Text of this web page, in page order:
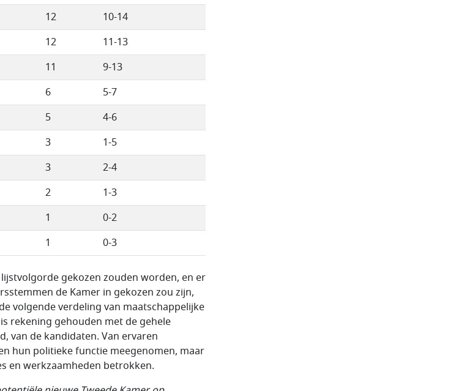
12
10-14
12
11-13
11
9-13
6
5-7
5
4-6
3
1-5
3
2-4
2
1-3
1
0-2
1 0-3
gekozen zouden worden, en er
de Kamer in gekozen zou zijn,
volgende verdeling van maatschappelijke
rekening gehouden met de gehele
van de kandidaten. Van ervaren
hun politieke functie meegenomen, maar
en werkzaamheden betrokken.